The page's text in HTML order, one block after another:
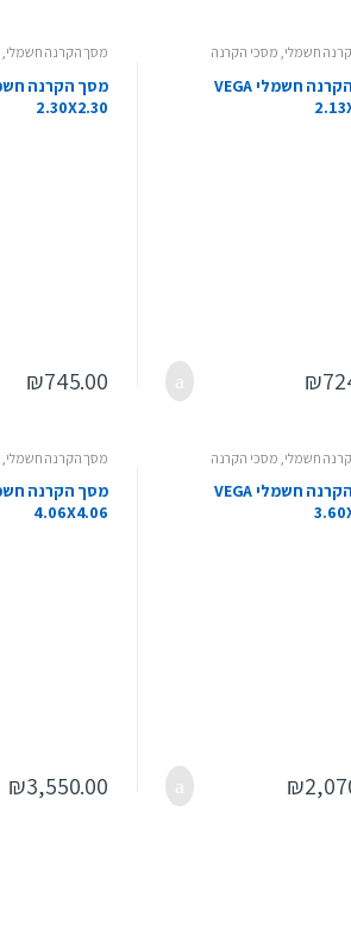
חשמלי, מסכי הקרנה
מסך הקרנה חשמלי VEGA
₪
מסך הקרנה חשמלי,
2.30X2.30
₪745.00
חשמלי מסכי הקרנה
מסך הקרנה חשמלי VEGA
₪
מסך הקרנה חשמלי
4.06X4.06
₪3,550.00